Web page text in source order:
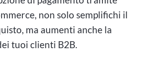
non solo semplifichi il
ma aumenti anche la
tuoi clienti B2B.